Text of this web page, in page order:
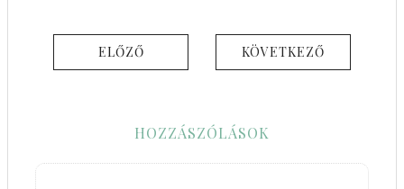
ELŐZŐ KÖVETKEZŐ
HOZZÁSZÓLÁSOK